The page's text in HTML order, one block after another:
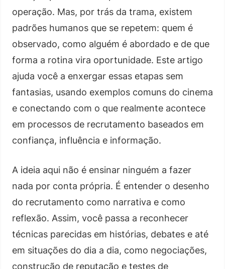
operação. Mas, por trás da trama, existem
padrões humanos que se repetem: quem é
observado, como alguém é abordado e de que
forma a rotina vira oportunidade. Este artigo
ajuda você a enxergar essas etapas sem
fantasias, usando exemplos comuns do cinema
e conectando com o que realmente acontece
em processos de recrutamento baseados em
confiança, influência e informação.
A ideia aqui não é ensinar ninguém a fazer
nada por conta própria. É entender o desenho
do recrutamento como narrativa e como
reflexão. Assim, você passa a reconhecer
técnicas parecidas em histórias, debates e até
em situações do dia a dia, como negociações,
construção de reputação e testes de